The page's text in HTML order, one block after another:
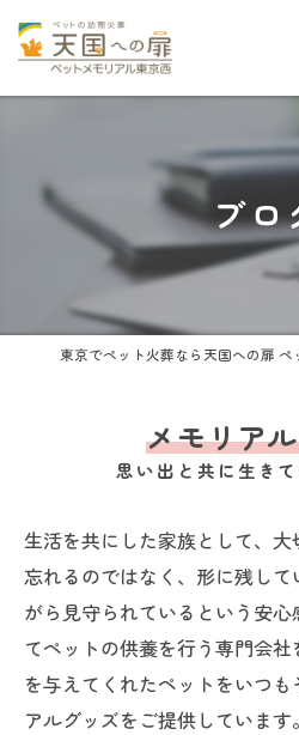
ブロ
メモリア
思い出と共に生き
生活を共にした家族として、
忘れるのではなく、形に残し
がら見守られているという安
てペットの供養を行う専門会
を与えてくれたペットをいつ
アルグッズをご提供しています。